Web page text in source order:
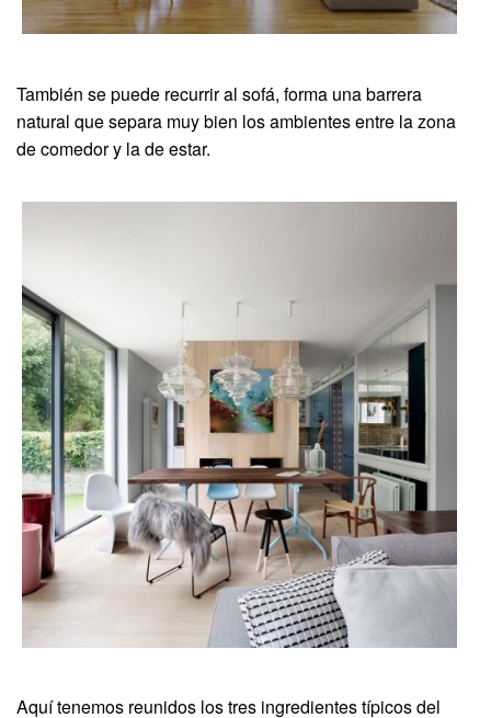
También se puede recurrir al sofá, forma una barrera
natural que separa muy bien los ambientes entre la zona
de comedor y la de estar.
Aquí tenemos reunidos los tres ingredientes típicos del